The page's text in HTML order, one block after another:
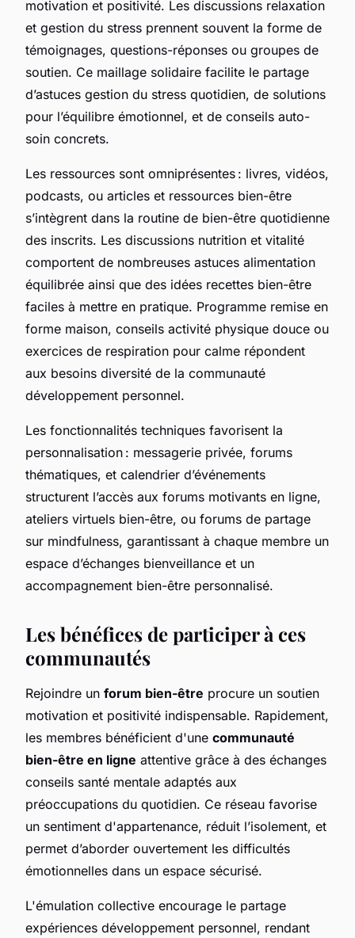
motivation et positivité. Les discussions relaxation
et gestion du stress prennent souvent la forme de
témoignages, questions-réponses ou groupes de
soutien. Ce maillage solidaire facilite le partage
d’astuces gestion du stress quotidien, de solutions
pour l’équilibre émotionnel, et de conseils auto-
soin concrets.
Les ressources sont omniprésentes : livres, vidéos,
podcasts, ou articles et ressources bien-être
s’intègrent dans la routine de bien-être quotidienne
des inscrits. Les discussions nutrition et vitalité
comportent de nombreuses astuces alimentation
équilibrée ainsi que des idées recettes bien-être
faciles à mettre en pratique. Programme remise en
forme maison, conseils activité physique douce ou
exercices de respiration pour calme répondent
aux besoins diversité de la communauté
développement personnel.
Les fonctionnalités techniques favorisent la
personnalisation : messagerie privée, forums
thématiques, et calendrier d’événements
structurent l’accès aux forums motivants en ligne,
ateliers virtuels bien-être, ou forums de partage
sur mindfulness, garantissant à chaque membre un
espace d’échanges bienveillance et un
accompagnement bien-être personnalisé.
Les bénéfices de participer à ces
communautés
Rejoindre un forum bien-être procure un soutien
motivation et positivité indispensable. Rapidement,
les membres bénéficient d'une communauté
bien-être en ligne attentive grâce à des échanges
conseils santé mentale adaptés aux
préoccupations du quotidien. Ce réseau favorise
un sentiment d'appartenance, réduit l’isolement, et
permet d’aborder ouvertement les difficultés
émotionnelles dans un espace sécurisé.
L'émulation collective encourage le partage
expériences développement personnel, rendant